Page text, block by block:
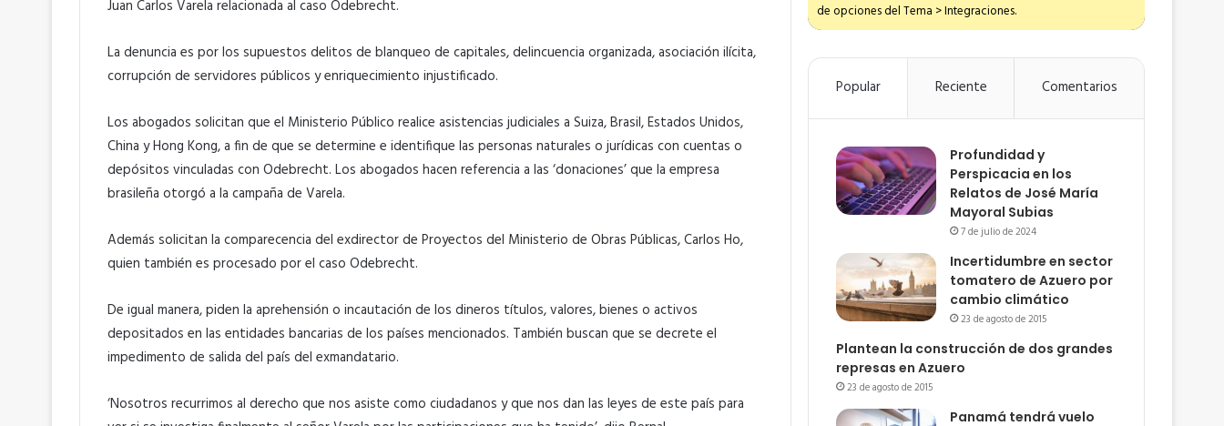
Juan Carlos Varela relacionada al caso Odebrecht.
La denuncia es por los supuestos delitos de blanqueo de capitales, delincuencia organizada, asociación ilícita,
corrupción de servidores públicos y enriquecimiento injustificado.
Los abogados solicitan que el Ministerio Público realice asistencias judiciales a Suiza, Brasil, Estados Unidos,
China y Hong Kong, a fin de que se determine e identifique las personas naturales o jurídicas con cuentas o
depósitos vinculadas con Odebrecht. Los abogados hacen referencia a las ‘donaciones’ que la empresa
brasileña otorgó a la campaña de Varela.
Además solicitan la comparecencia del exdirector de Proyectos del Ministerio de Obras Públicas, Carlos Ho,
quien también es procesado por el caso Odebrecht.
De igual manera, piden la aprehensión o incautación de los dineros títulos, valores, bienes o activos
depositados en las entidades bancarias de los países mencionados. También buscan que se decrete el
impedimento de salida del país del exmandatario.
‘Nosotros recurrimos al derecho que nos asiste como ciudadanos y que nos dan las leyes de este país para
de opciones del Tema > Integraciones.
Popular Reciente Comentarios
Profundidad y
Perspicacia en los
Relatos de José María
Mayoral Subias
7 de julio de 2024
Incertidumbre en sector
tomatero de Azuero por
cambio climático
23 de agosto de 2015
Plantean la construcción de dos grandes
represas en Azuero
23 de agosto de 2015
Panamá tendrá vuelo